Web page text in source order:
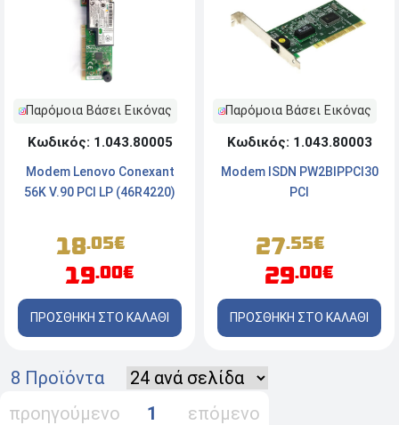
Παρόμοια Βάσει Εικόνας
Κωδικός: 1.043.80005
Modem Lenovo Conexant
56K V.90 PCI LP (46R4220)
18.05€
19.00€
ΠΡΟΣΘΗΚΗ ΣΤΟ ΚΑΛΑΘΙ
Παρόμοια Βάσει Εικόνας
Κωδικός: 1.043.80003
Modem ISDN PW2BIPPCI30
PCI
27.55€
29.00€
ΠΡΟΣΘΗΚΗ ΣΤΟ ΚΑΛΑΘΙ
8 Προϊόντα
προηγούμενο
1 επόμενο